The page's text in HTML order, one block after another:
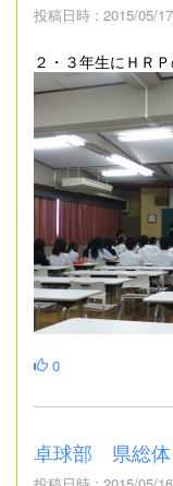
投稿日時 : 2015/05/17
２・３年生にＨＲ
0
卓球部 県総